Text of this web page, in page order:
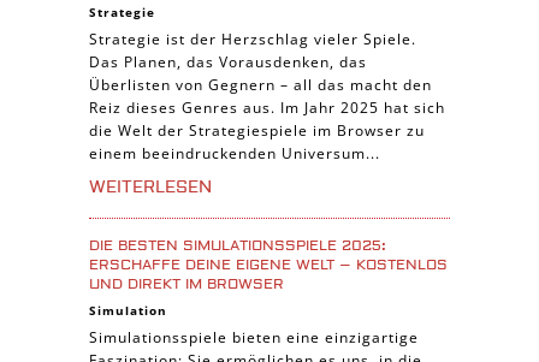
Strategie
Strategie ist der Herzschlag vieler Spiele.
Das Planen, das Vorausdenken, das
Überlisten von Gegnern – all das macht den
Reiz dieses Genres aus. Im Jahr 2025 hat sich
die Welt der Strategiespiele im Browser zu
einem beeindruckenden Universum...
WEITERLESEN
DIE BESTEN SIMULATIONSSPIELE 2025:
ERSCHAFFE DEINE EIGENE WELT – KOSTENLOS
UND DIREKT IM BROWSER
Simulation
Simulationsspiele bieten eine einzigartige